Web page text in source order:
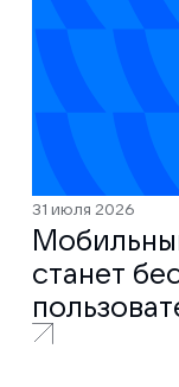
31 июля 2026
станет